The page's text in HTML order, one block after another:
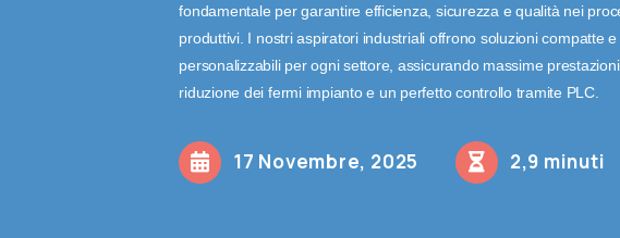
fondamentale per garantire efficienza, sicurezza e qualità nei
produttivi. I nostri aspiratori industriali offrono soluzioni compatte e
personalizzabili per ogni settore, assicurando massime prestazioni,
riduzione dei fermi impianto e un perfetto controllo tramite PLC.
17 Novembre, 2025 2,9 minuti